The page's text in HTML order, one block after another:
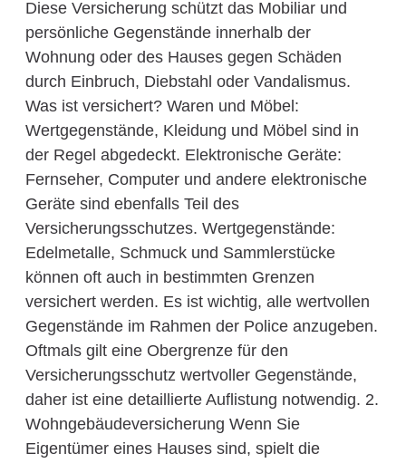
Diese Versicherung schützt das Mobiliar und
persönliche Gegenstände innerhalb der
Wohnung oder des Hauses gegen Schäden
durch Einbruch, Diebstahl oder Vandalismus.
Was ist versichert? Waren und Möbel:
Wertgegenstände, Kleidung und Möbel sind in
der Regel abgedeckt. Elektronische Geräte:
Fernseher, Computer und andere elektronische
Geräte sind ebenfalls Teil des
Versicherungsschutzes. Wertgegenstände:
Edelmetalle, Schmuck und Sammlerstücke
können oft auch in bestimmten Grenzen
versichert werden. Es ist wichtig, alle wertvollen
Gegenstände im Rahmen der Police anzugeben.
Oftmals gilt eine Obergrenze für den
Versicherungsschutz wertvoller Gegenstände,
daher ist eine detaillierte Auflistung notwendig. 2.
Wohngebäudeversicherung Wenn Sie
Eigentümer eines Hauses sind, spielt die